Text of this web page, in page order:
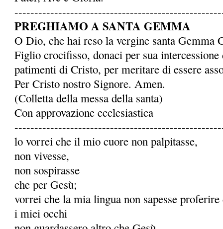
PREGHIAMO A SANTA GEMMA
O Dio, che hai reso la ver­gine santa Gemma
Figlio crocifisso, donaci per sua
patimenti di Cristo, per meritare di essere
Per Cristo nostro Signore. Amen.
(Colletta della messa della santa)
Con approvazione ecclesiastica
lo vorrei che il mio cuore non palpitasse,
non vivesse,
non sospirasse
che per Gesù;
vorrei che la mia lingua non sapesse
i miei occhi